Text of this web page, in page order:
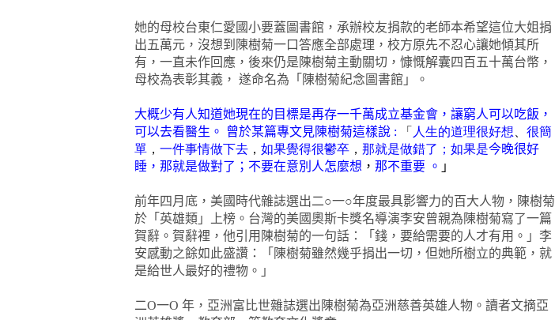
她的母校台東仁愛國小要蓋圖書館，承辦校友捐款的老師本希望這位大姐捐
出五萬元，沒想到陳樹菊一口答應全部處理，校方原先不忍心讓她傾其所
有，一直未作回應，後來仍是陳樹菊主動關切，慷慨解囊四百五十萬台幣，
母校為表彰其義， 遂命名為「 陳樹菊紀念圖書館」 。
大概少有人知道她現在的目標是再存一千萬成立基金會，讓窮人可以吃飯，
可以去看醫生。 曾於某篇專文見陳樹菊這樣說 : 「 人生的道理很好想
很簡
單 ， 一件事情做下去 ， 如果覺得很鬱卒 ， 那就是做錯了 ； 如果是今晚很好
睡，那就是做對了；不要在意別人怎麼想 ， 那不重要 。 」
前年四月底，美國時代雜誌選出二○一○年度最具影響力的百大人物，陳樹菊
於「英雄類」上榜。台灣的美國奧斯卡獎名導演李安曾親為陳樹菊寫了一篇
賀辭。賀辭裡，他引用陳樹菊的一句話：「錢，要給需要的人才有用。」李
安感動之餘如此盛讚：「陳樹菊雖然幾乎捐出一切，但她所樹立的典範，就
是給世人最好的禮物。」
二O一O 年，亞洲富比世雜誌選出陳樹菊為亞洲慈善英雄人物。讀者文摘亞